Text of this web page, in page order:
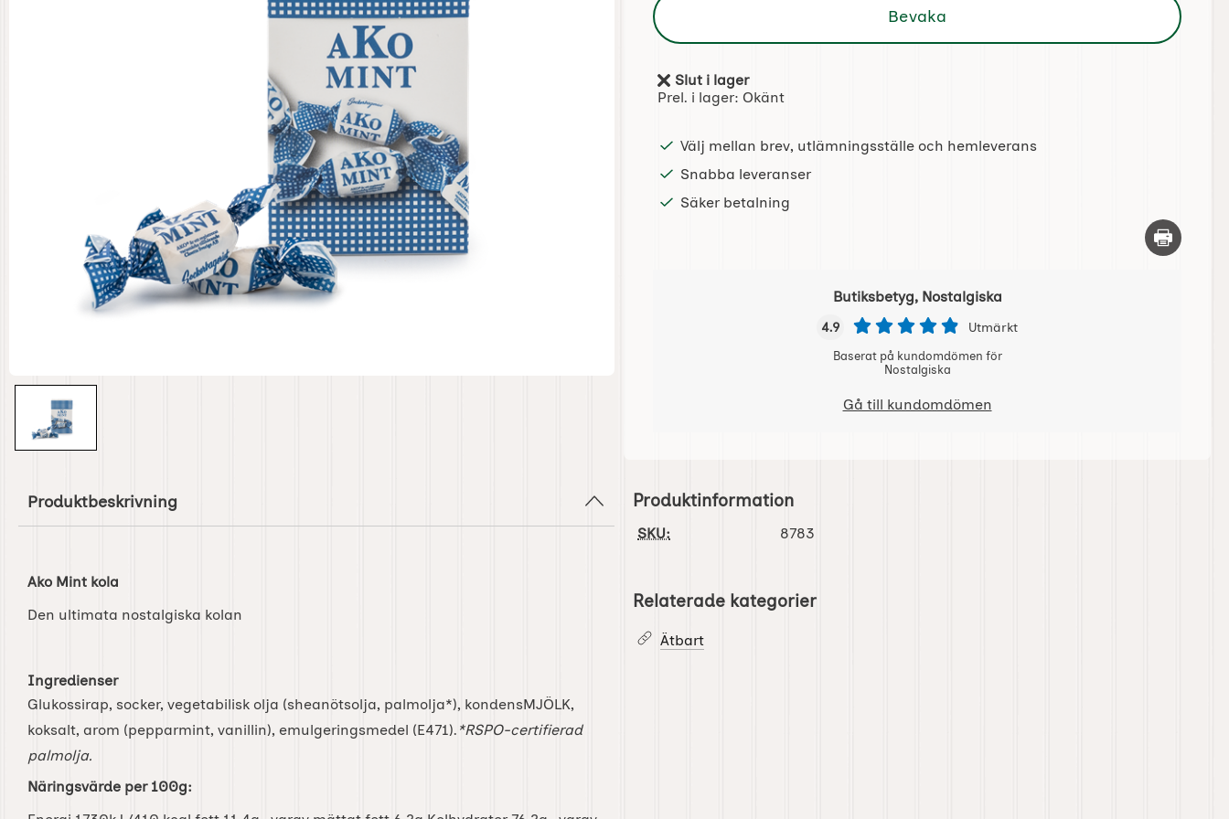
Bevaka
Tillgänglighet:
Slut i lager
Prel. i lager: Okänt
Välj mellan brev, utlämningsställe och hemleverans
Snabba leveranser
Säker betalning
Skriv ut
Butiksbetyg, Nostalgiska
4.9 Utmärkt
Baserat på kundomdömen för
Nostalgiska
Gå till kundomdömen
Produktbeskrivning
Ako Mint kola
Den ultimata nostalgiska kolan
Ingredienser
Glukossirap, socker, vegetabilisk olja (sheanötsolja, palmolja*), kondensMJÖLK,
koksalt, arom (pepparmint, vanillin), emulgeringsmedel (E471). *RSPO-certifierad
palmolja.
Näringsvärde per 100g:
Produktinformation
SKU: 8783
Relaterade kategorier
Ätbart